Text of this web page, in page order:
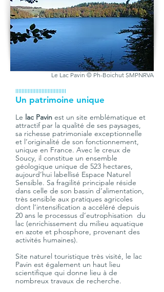
Le Lac Pavin © Ph-Boichut SMPNRVA
IIIIIIIIIIIIIIIIIIIIIIIIIIIIIIIII
Un patrimoine unique
Le lac Pavin est un site emblématique et
attractif par la qualité de ses paysages,
sa richesse patrimoniale exceptionnelle
et l’originalité de son fonctionnement,
unique en France. Avec le creux de
Soucy, il constitue un ensemble
géologique unique de 523 hectares,
aujourd’hui labellisé Espace Naturel
Sensible. Sa fragilité principale réside
dans celle de son bassin d’alimentation,
très sensible aux pratiques agricoles
dont l’intensification a accéléré depuis
20 ans le processus d’eutrophisation  du
lac (enrichissement du milieu aquatique
en azote et phosphore, provenant des
activités humaines).
Site naturel touristique très visité, le lac
Pavin est également un haut lieu
scientifique qui donne lieu à de
nombreux travaux de recherche.